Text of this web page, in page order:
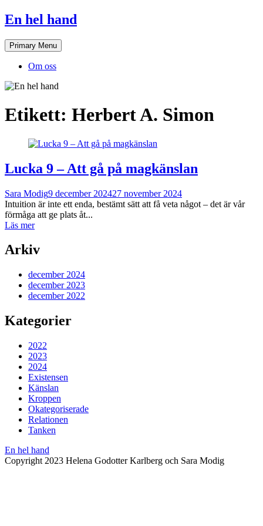
Skip
to
content
En hel hand
Primary Menu
Om oss
Etikett: Herbert A. Simon
Lucka 9 – Att gå på magkänslan
Sara Modig9 december 202427 november 2024
Intuition är inte ett enda, bestämt sätt att få veta något – det är vår
förmåga att ge plats åt...
Läs mer
Arkiv
december 2024
december 2023
december 2022
Kategorier
2022
2023
2024
Existensen
Känslan
Kroppen
Okategoriserade
Relationen
Tanken
En hel hand
Copyright 2023 Helena Godotter Karlberg och Sara Modig